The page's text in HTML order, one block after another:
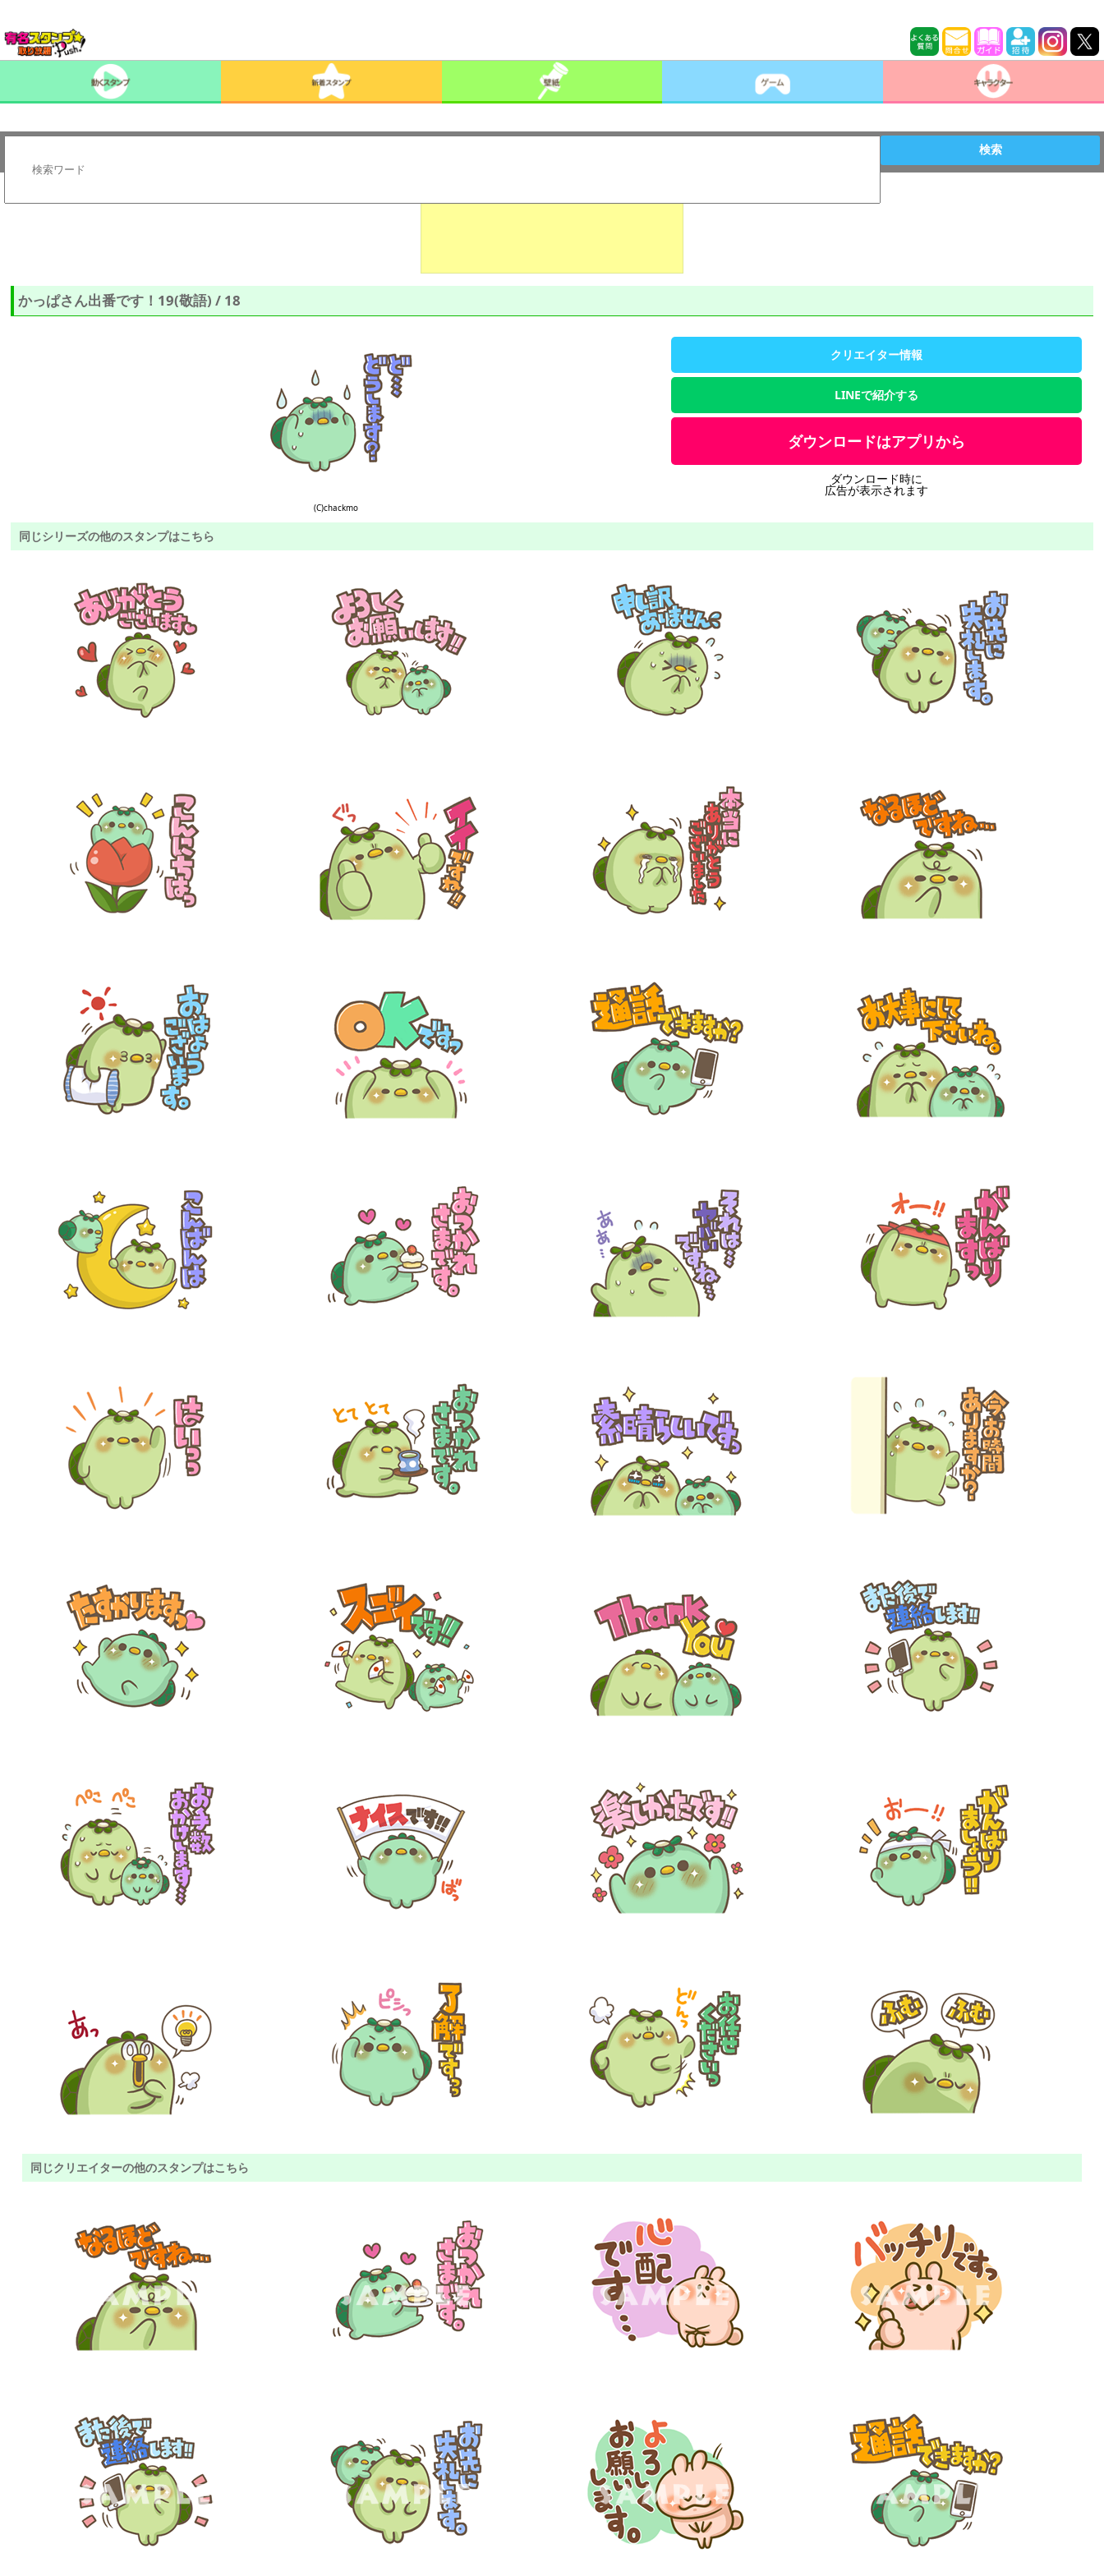
検索
かっぱさん出番です！19(敬語) / 18
(C)chackmo
クリエイター情報
LINEで紹介する
ダウンロードはアプリから
ダウンロード時に
広告が表示されます
同じシリーズの他のスタンプはこちら
同じクリエイターの他のスタンプはこちら